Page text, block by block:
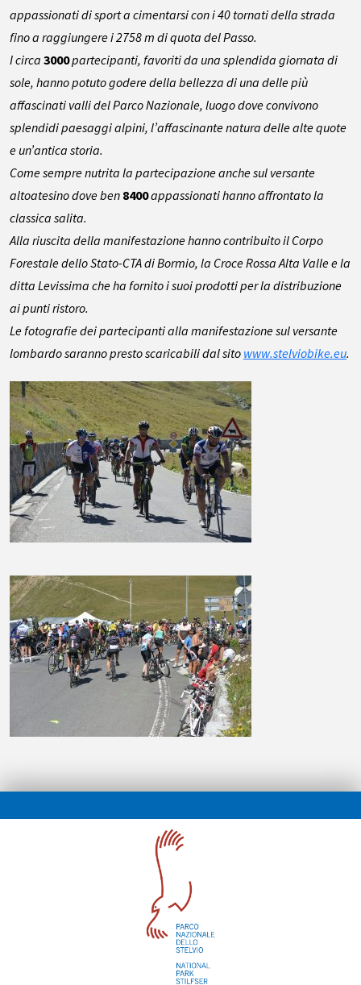
appassionati di sport a cimentarsi con i 40 tornati della strada
fino a raggiungere i 2758 m di quota del Passo.
I circa 3000partecipanti, favoriti da una splendida giornata di
sole, hanno potuto godere della bellezza di una delle più
affascinati valli del Parco Nazionale, luogo dove convivono
splendidi paesaggi alpini, l’affascinante natura delle alte quote
e un’antica storia.
Come sempre nutrita la partecipazione anche sul versante
altoatesino dove ben 8400appassionati hanno affrontato la
classica salita.
Alla riuscita della manifestazione hanno contribuito il Corpo
Forestale dello Stato-CTA di Bormio, la Croce Rossa Alta Valle e la
ditta Levissima che ha fornito i suoi prodotti per la distribuzione
ai punti ristoro.
Le fotografie dei partecipanti alla manifestazione sul versante
lombardo saranno presto scaricabili dal sito www.stelviobike.eu.